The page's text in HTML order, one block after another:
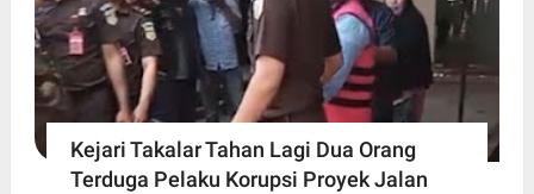
Kejari Takalar Tahan Lagi Dua Orang
Terduga Pelaku Korupsi Proyek Jalan